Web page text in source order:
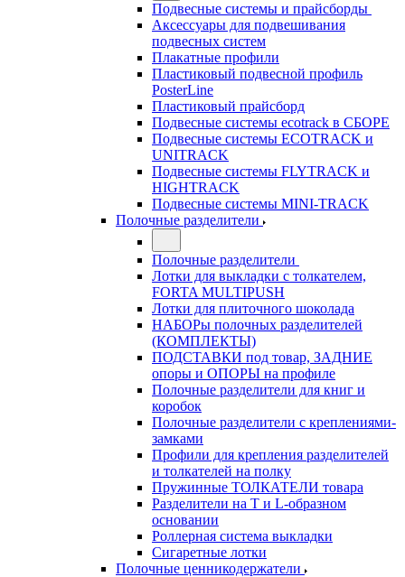
Подвесные системы и прайсборды
Аксессуары для подвешивания
подвесных систем
Плакатные профили
Пластиковый подвесной профиль
PosterLine
Пластиковый прайсборд
Подвесные системы ecotrack в СБОРЕ
Подвесные системы ECOTRACK и
UNITRACK
Подвесные системы FLYTRACK и
HIGHTRACK
Подвесные системы MINI-TRACK
Полочные разделители
Полочные разделители
Лотки для выкладки с толкателем,
FORTA MULTIPUSH
Лотки для плиточного шоколада
НАБОРы полочных разделителей
(КОМПЛЕКТЫ)
ПОДСТАВКИ под товар, ЗАДНИЕ
опоры и ОПОРЫ на профиле
Полочные разделители для книг и
коробок
Полочные разделители с креплениями-
замками
Профили для крепления разделителей
и толкателей на полку
Пружинные ТОЛКАТЕЛИ товара
Разделители на Т и L-образном
основании
Роллерная система выкладки
Сигаретные лотки
Полочные ценникодержатели